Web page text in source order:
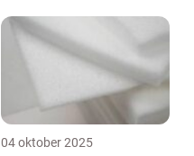
04 oktober 2025